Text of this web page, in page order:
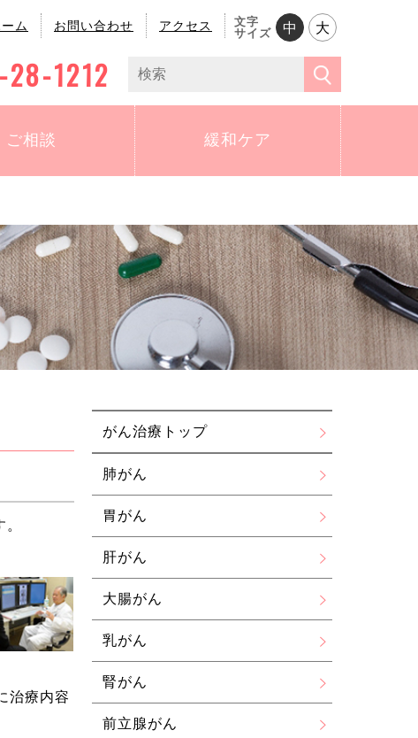
ム お問い合わせ アクセス
文字
サイズ
中 大
28-1212
ご相談 緩和ケア
治療内容
がん治療トップ
肺がん
胃がん
肝がん
大腸がん
乳がん
腎がん
前立腺がん